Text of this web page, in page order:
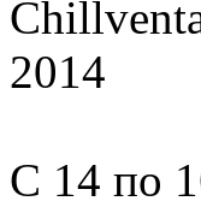
С 14 по